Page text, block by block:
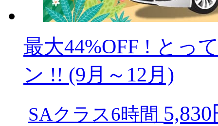
最大44%OFF ! とっ
ン !! (9月～12月)
SAクラス6時間